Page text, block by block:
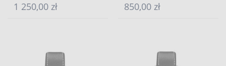
1 250,00 zł 850,00 zł